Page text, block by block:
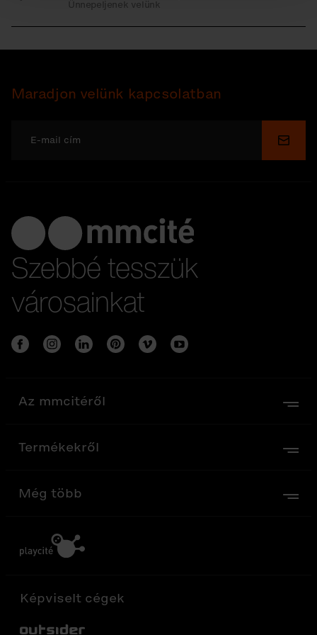
Ünnepeljenek velünk
Maradjon velünk kapcsolatban
Szebbé tesszük
városainkat
Az mmcitéről
Termékekről
Még több
Képviselt cégek
Out-Sider